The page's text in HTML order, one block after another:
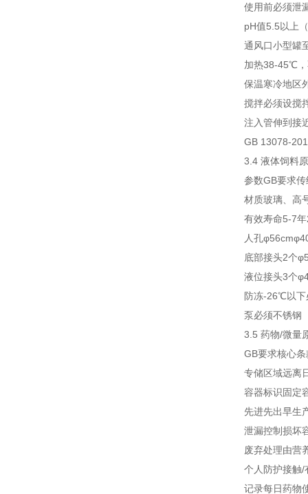
使用前必须泄
pH值5.5以上
通风口小型罐
加热38-45℃，
保温寒冷地区
搅拌必须设搅
注入管伸到接
GB 13078-
3.4 液体饲料
参数GB要求传
材质玻璃、高
有效寿命5-7年
人孔φ56cm
底部接头2个
液位接头3个
防冻-26℃以下
泵必须不锈钢
3.5 药物/微量
GB要求核心条
专储区域远离
容器标识固定
先进先出早生
泄漏控制损坏
废弃处理由营
个人防护接触/
记录每日药物